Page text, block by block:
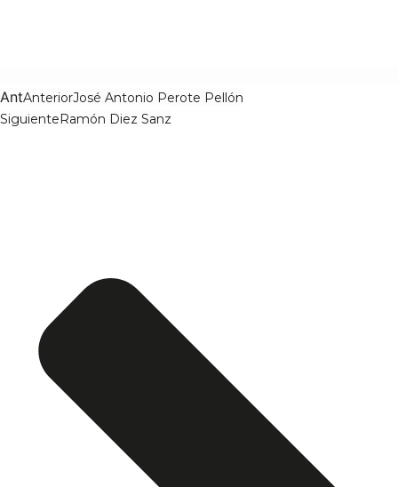
AntAnteriorJosé Antonio Perote Pellón
SiguienteRamón Diez Sanz